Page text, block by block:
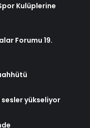
Kulüplerine
Forumu 19.
sesler yükseliyor